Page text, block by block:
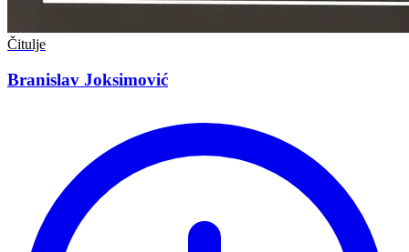
Čitulje
Branislav Joksimović